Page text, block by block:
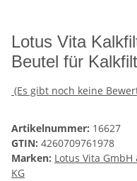
Lotus Vita
Beutel für
(Es gibt noch keine
Artikelnummer: 16627
GTIN: 4260709761978
Marken: Lotus Vita GmbH
KG